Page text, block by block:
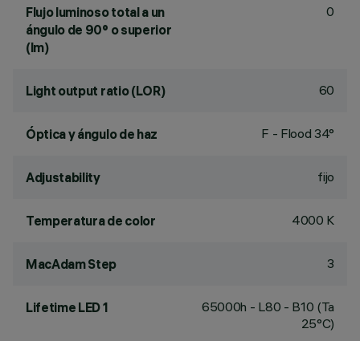
Flujo luminoso total a un
ángulo de 90° o superior
(lm)
0
Light output ratio (LOR) 60
Óptica y ángulo de haz F - Flood 34°
Adjustability fijo
Temperatura de color 4000 K
MacAdam Step 3
Lifetime LED 1
65000h - L80 - B10 (Ta
25°C)